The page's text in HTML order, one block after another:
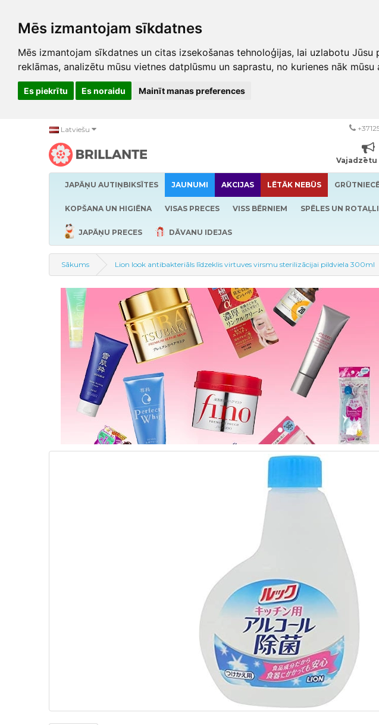
Mēs izmantojam sīkdatnes
Mēs izmantojam sīkdatnes un citas izsekošanas tehnoloģijas, lai uzlabotu
reklāmas, analizētu mūsu vietnes datplūsmu un saprastu, no kurienes nāk mūsu
Es piekrītu Es noraidu Mainīt manas preferences
Latviešu
JAPĀŅU AUTIŅBIKSĪTES JAUNUMI AKCIJAS LĒTĀK NEBŪS
KOPŠANA UN HIGIĒNA VISAS PRECES VISS BĒRNIEM SPĒLES UN
JAPĀŅU PRECES DĀVANU IDEJAS
Sākums Lion look antibakteriāls līdzeklis virtuves virsmu sterilizācijai pildviela 300ml